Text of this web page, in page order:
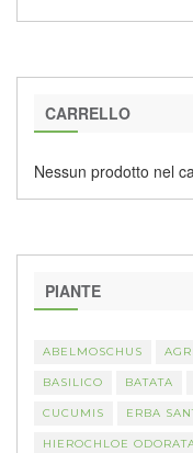
CARRELLO
Nessun prodotto nel
PIANTE
ABELMOSCHUS
BASILICO BATATA
CUCUMIS ERBA
HIEROCHLOE